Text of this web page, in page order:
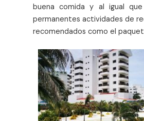
buena comida y al igual
permanentes actividades de
recomendados como el